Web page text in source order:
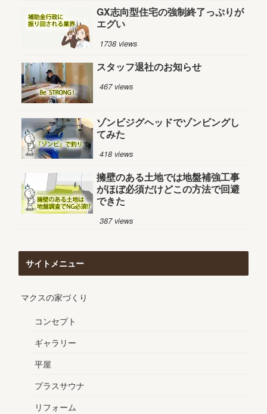
GX志向型住宅の強制終了っぷりが
エグい
1738 views
スタッフ退社のお知らせ
467 views
ゾンビジグヘッドでゾンビングし
てみた
418 views
擁壁のある土地では地盤補強工事
がほぼ必須だけどこの方法で回避
できた
387 views
サイトメニュー
マクスの家づくり
コンセプト
ギャラリー
平屋
プラスサウナ
リフォーム